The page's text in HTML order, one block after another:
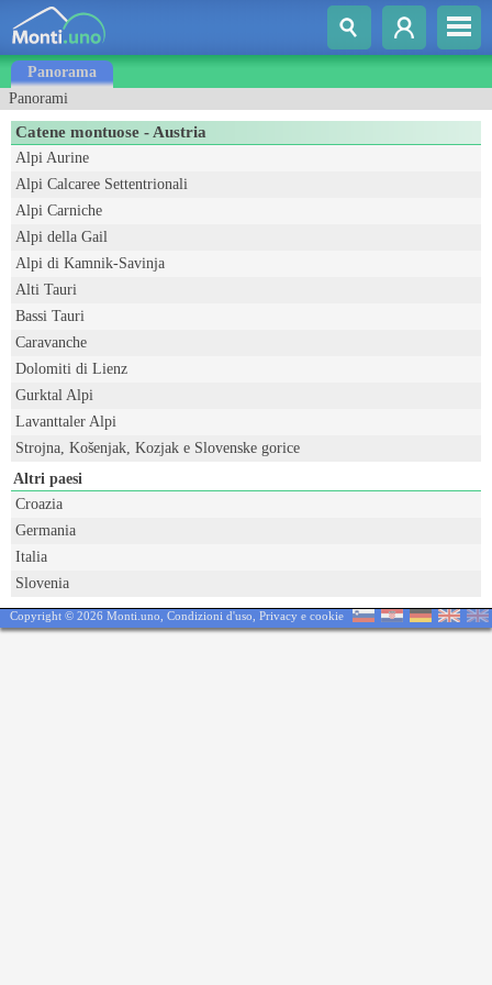
Panorama
Panorami
Catene montuose - Austria
Alpi Aurine
Alpi Calcaree Settentrionali
Alpi Carniche
Alpi della Gail
Alpi di Kamnik-Savinja
Alti Tauri
Bassi Tauri
Caravanche
Dolomiti di Lienz
Gurktal Alpi
Lavanttaler Alpi
Strojna, Košenjak, Kozjak e Slovenske gorice
Altri paesi
Croazia
Germania
Italia
Slovenia
Copyright © 2026 Monti.uno, Condizioni d'uso Privacy e cookie